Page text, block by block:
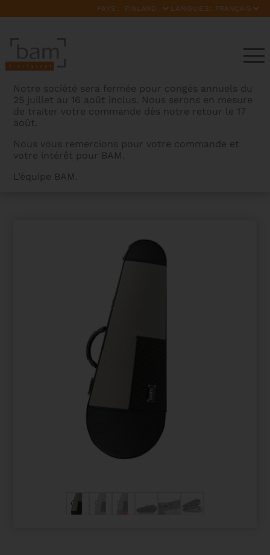
PAYS: LANGUES:
Notre société sera fermée pour congés annuels du
25 juillet au 16 août inclus. Nous serons en mesure
de traiter votre commande dès notre retour le 17
août.
Nous vous remercions pour votre commande et
votre intérêt pour BAM.
L’équipe BAM.